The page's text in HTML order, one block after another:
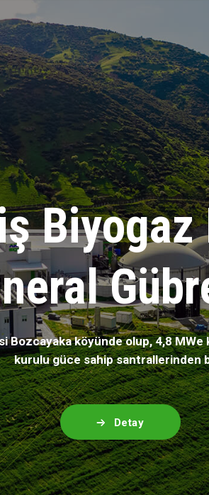
Bozcayaka köyünde olup, 4,8
kurulu güce sahip santrallerinden
Detay